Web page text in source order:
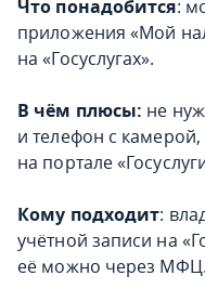
Что понадобится:
приложения «Мой
на «Госуслугах».
В чём плюсы: не
и телефон с камерой,
на портале
Кому подходит:
учётной записи на
её можно через МФЦ.